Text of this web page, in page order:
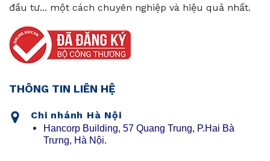
đầu tư... một cách chuyên nghiệp và hiệu quả nhất.
THÔNG TIN LIÊN HỆ
Chi nhánh Hà Nội
Hancorp Building, 57 Quang Trung, P.Hai Bà
Trưng, Hà Nội.